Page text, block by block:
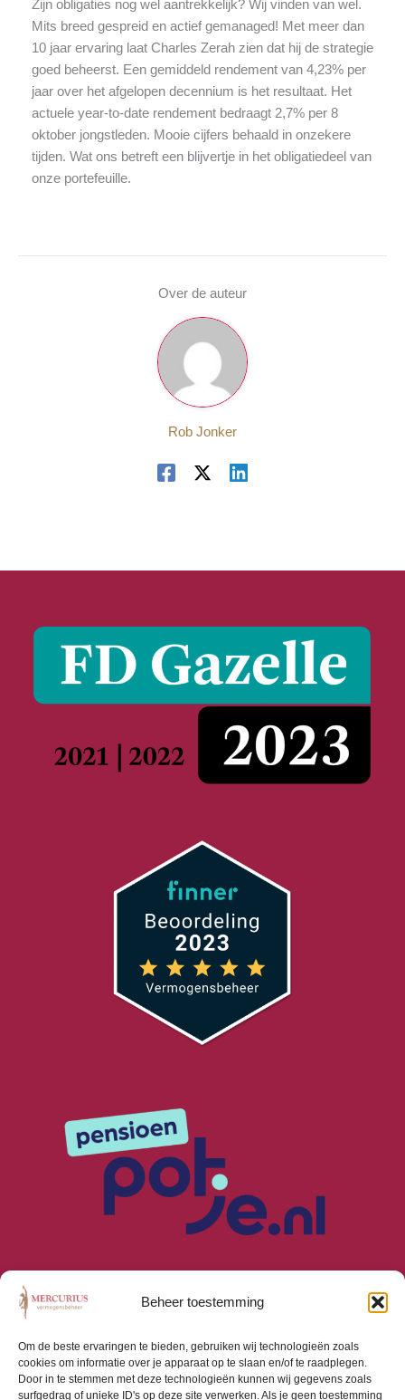
Beheer toestemming
Om de beste ervaringen te bieden, gebruiken wij technologieën zoals
cookies om informatie over je apparaat op te slaan en/of te raadplegen.
Door in te stemmen met deze technologieën kunnen wij gegevens zoals
surfgedrag of unieke ID's op deze site verwerken. Als je geen toestemming
Zijn obligaties nog wel aantrekkelijk? Wij vinden van wel.
Mits breed gespreid en actief gemanaged! Met meer dan
10 jaar ervaring laat Charles Zerah zien dat hij de strategie
goed beheerst. Een gemiddeld rendement van 4,23% per
jaar over het afgelopen decennium is het resultaat. Het
actuele year-to-date rendement bedraagt 2,7% per 8
oktober jongstleden. Mooie cijfers behaald in onzekere
tijden. Wat ons betreft een blijvertje in het obligatiedeel van
onze portefeuille.
Over de auteur
Rob Jonker
Algemene Voorwaarden
Privacyverklaring